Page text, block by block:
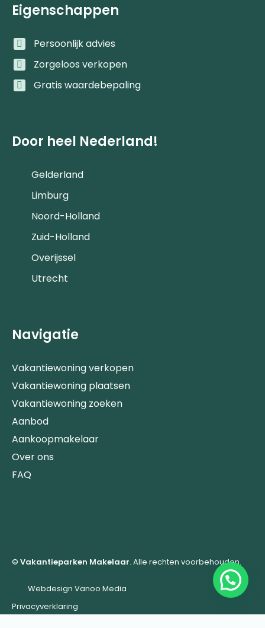
Eigenschappen
Persoonlijk advies
Zorgeloos verkopen
Gratis waardebepaling
Door heel Nederland!
Gelderland
Limburg
Noord-Holland
Zuid-Holland
Overijssel
Utrecht
Navigatie
Vakantiewoning verkopen
Vakantiewoning plaatsen
Vakantiewoning zoeken
Aanbod
Aankoopmakelaar
Over ons
FAQ
© Vakantieparken Makelaar. Alle rechten voorbehouden.
Webdesign Vanoo Media
Privacyverklaring